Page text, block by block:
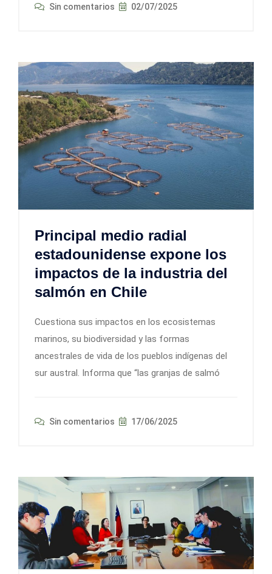
Sin comentarios 02/07/2025
Principal medio radial
estadounidense expone los
impactos de la industria del
salmón en Chile
Cuestiona sus impactos en los ecosistemas
marinos, su biodiversidad y las formas
ancestrales de vida de los pueblos indígenas del
sur austral. Informa que “las granjas de salmó
Sin comentarios 17/06/2025